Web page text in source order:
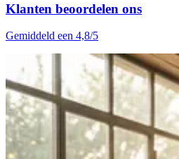
Klanten beoordelen ons
Gemiddeld een 4,8/5